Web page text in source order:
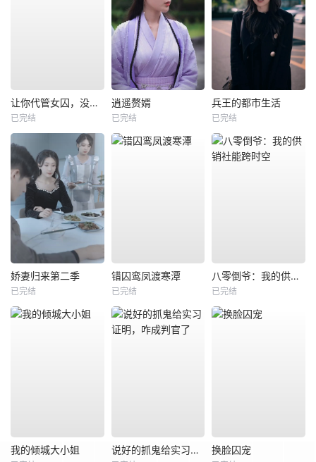
让你代管女囚，没让你称帝啊
已完结
逍遥赘婿
已完结
兵王的都市生活
已完结
娇妻归来第二季
已完结
错囚鸾凤渡寒潭
已完结
八零倒爷：我的供销社能跨时空
已完结
我的倾城大小姐 说好的抓鬼给实习证明，咋成判官了 换脸囚宠